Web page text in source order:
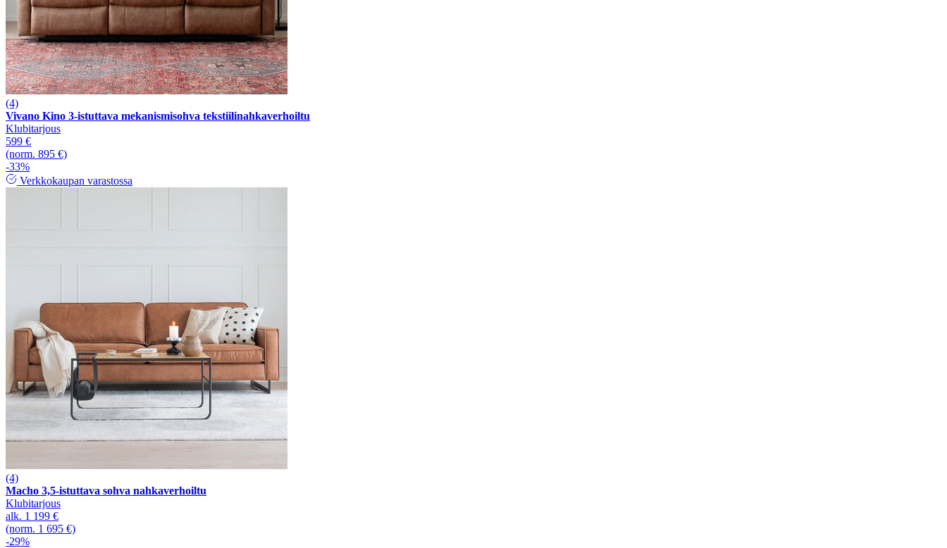
(4)
Vivano Kino 3-istuttava mekanismisohva tekstiilinahkaverhoiltu
Klubitarjous
599 €
(norm. 895 €)
-33%
Verkkokaupan varastossa
(4)
Macho 3,5-istuttava sohva nahkaverhoiltu
Klubitarjous
alk. 1 199 €
(norm. 1 695 €)
-29%